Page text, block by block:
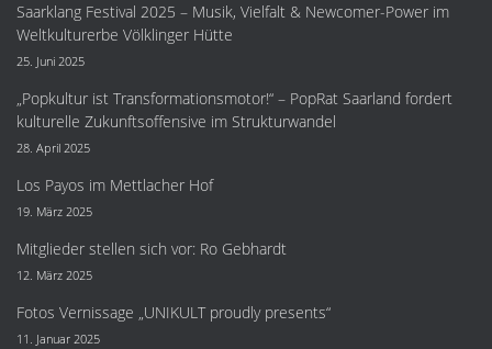
Saarklang Festival 2025 – Musik, Vielfalt & Newcomer-Power im
Weltkulturerbe Völklinger Hütte
25. Juni 2025
„Popkultur ist Transformationsmotor!“ – PopRat Saarland fordert
kulturelle Zukunftsoffensive im Strukturwandel
28. April 2025
Los Payos im Mettlacher Hof
19. März 2025
Mitglieder stellen sich vor: Ro Gebhardt
12. März 2025
Fotos Vernissage „UNIKULT proudly presents“
11. Januar 2025